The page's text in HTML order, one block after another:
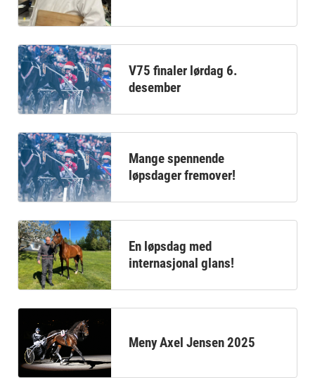
V75 finaler lørdag 6.
desember
Mange spennende
løpsdager fremover!
En løpsdag med
internasjonal glans!
Meny Axel Jensen 2025